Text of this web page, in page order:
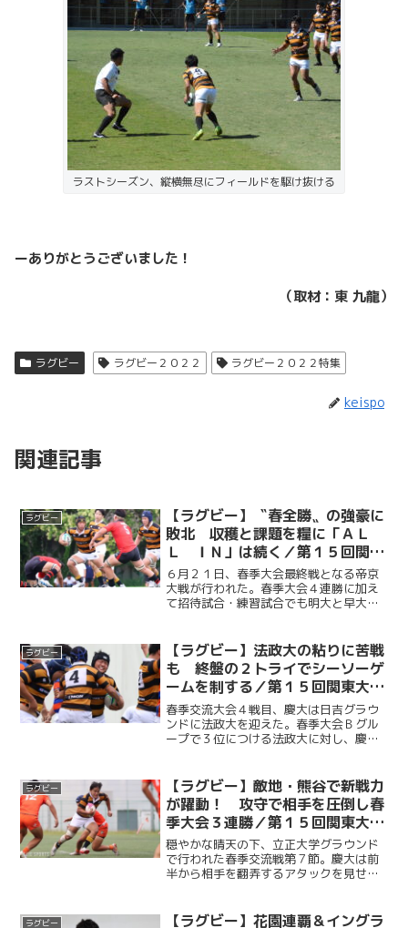
ラストシーズン、縦横無尽にフィールドを駆け抜ける
ーありがとうございました！
（取材：東 九龍）
ラグビー ラグビー２０２２ ラグビー２０２２特集
keispo
関連記事
ラグビー
【ラグビー】〝春全勝〟の強豪に
敗北 収穫と課題を糧に「ＡＬ
Ｌ ＩＮ」は続く／第１５回関東
大学ラグビー春季交流大会Ｂグル
ープ 第９節 ｖｓ帝京大学
６月２１日、春季大会最終戦となる帝京
大戦が行われた。春季大会４連勝に加え
て招待試合・練習試合でも明大と早大を
で対抗。前半の終盤まで０－７のロース
コアで推移する理想的な展...
ラグビー
【ラグビー】法政大の粘りに苦戦
も 終盤の２トライでシーソーゲ
ームを制する／第１５回関東大学
ラグビー春季交流大会Ｂグルー
プ 第８節 ｖｓ法政大学
春季交流大会４戦目、慶大は日吉グラウ
ンドに法政大を迎えた。春季大会Ｂグル
ープで３位につける法政大に対し、慶大
にトライを奪いきれず、前半をスコアレ
スドローで終える。巻き返し...
ラグビー
【ラグビー】敵地・熊谷で新戦力
が躍動！ 攻守で相手を圧倒し春
季大会３連勝／第１５回関東大学
ラグビー春季交流大会Ｂグルー
プ 第７節 ｖｓ立正大学
穏やかな晴天の下、立正大学グラウンド
で行われた春季交流戦第７節。慶大は前
半から相手を翻弄するアタックを見せ、
しかし、そこから前後半にまたがり、立
ラグビー
【ラグビー】花園連覇＆イングラ